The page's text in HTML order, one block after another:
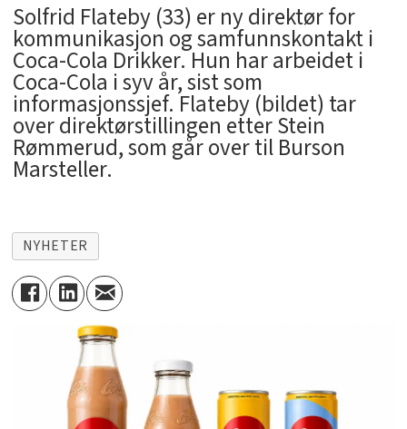
Solfrid Flateby (33) er ny direktør for
kommunikasjon og samfunnskontakt i
Coca-Cola Drikker. Hun har arbeidet i
Coca-Cola i syv år, sist som
informasjonssjef. Flateby (bildet) tar
over direktørstillingen etter Stein
Rømmerud, som går over til Burson
Marsteller.
NYHETER